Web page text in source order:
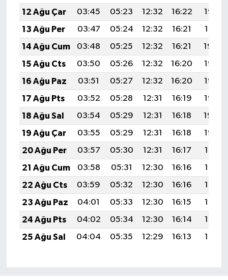
12 Ağu Çar
03:45 05:23 12:32 16:22
19:32
13 Ağu Per
03:47 05:24 12:32 16:21
19:31
14 Ağu Cum
03:48 05:25 12:32 16:21
19:29
15 Ağu Cts
03:50 05:26 12:32 16:20
19:28
16 Ağu Paz
03:51 05:27 12:32 16:20
19:27
17 Ağu Pts
03:52 05:28 12:31 16:19
19:25
18 Ağu Sal
03:54 05:29 12:31 16:18
19:24
19 Ağu Çar
03:55 05:29 12:31 16:18
19:22
20 Ağu Per
03:57 05:30 12:31 16:17
19:21
21 Ağu Cum
03:58 05:31 12:30 16:16
19:19
22 Ağu Cts
03:59 05:32 12:30 16:16
19:18
23 Ağu Paz
04:01 05:33 12:30 16:15
19:16
24 Ağu Pts
04:02 05:34 12:30 16:14
19:15
25 Ağu Sal
04:04 05:35 12:29 16:13 19:13